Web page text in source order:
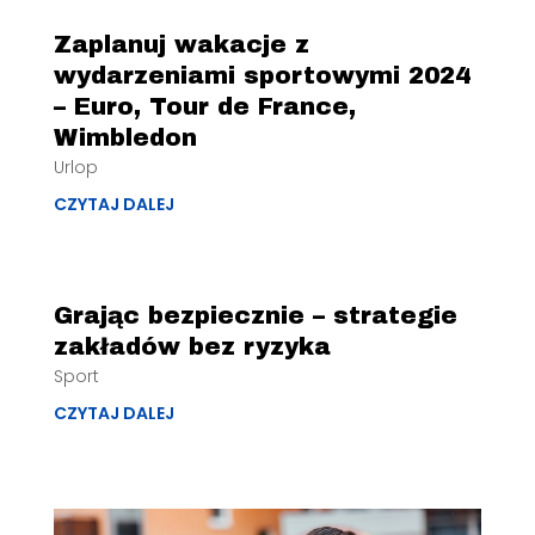
Zaplanuj wakacje z
wydarzeniami sportowymi 2024
– Euro, Tour de France,
Wimbledon
Urlop
CZYTAJ DALEJ
Grając bezpiecznie – strategie
zakładów bez ryzyka
Sport
CZYTAJ DALEJ